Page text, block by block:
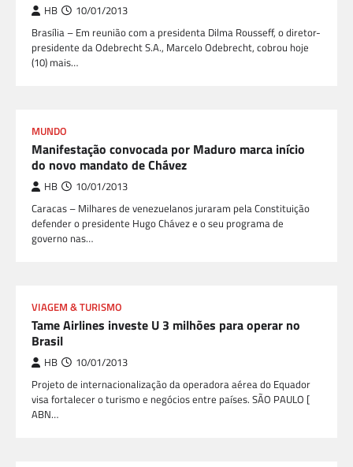
HB 10/01/2013
Brasília – Em reunião com a presidenta Dilma Rousseff, o diretor-
presidente da Odebrecht S.A., Marcelo Odebrecht, cobrou hoje
(10) mais…
MUNDO
Manifestação convocada por Maduro marca início
do novo mandato de Chávez
HB 10/01/2013
Caracas – Milhares de venezuelanos juraram pela Constituição
defender o presidente Hugo Chávez e o seu programa de
governo nas…
VIAGEM & TURISMO
Tame Airlines investe U 3 milhões para operar no
Brasil
HB 10/01/2013
Projeto de internacionalização da operadora aérea do Equador
visa fortalecer o turismo e negócios entre países. SÃO PAULO [
ABN…